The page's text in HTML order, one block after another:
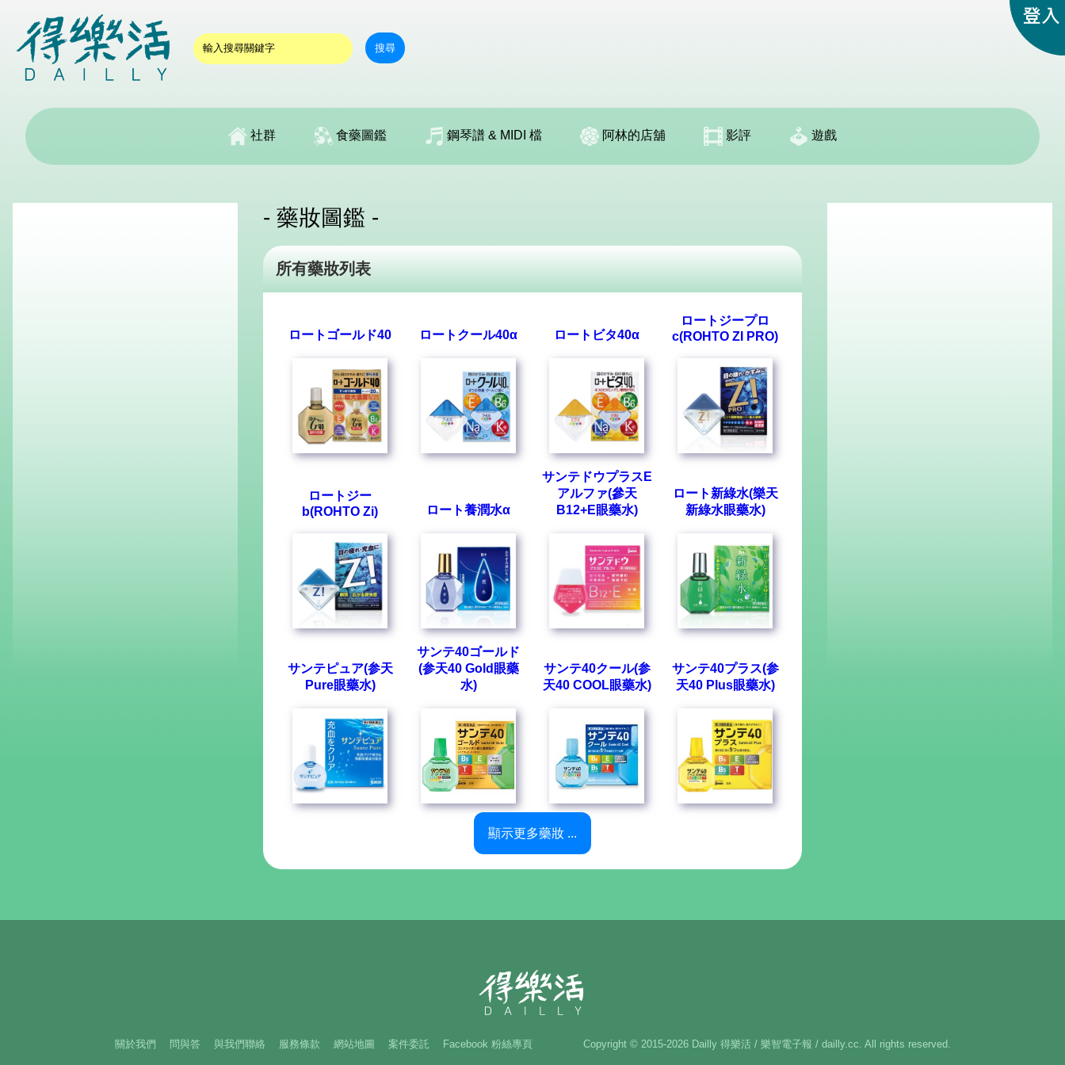
搜尋
社群 食藥圖鑑 鋼琴譜 & MIDI 檔 阿林的店舖 影評 遊戲
- 藥妝圖鑑 -
所有藥妝列表
ロートゴールド40 ロートクール40α ロートビタ40α
ロートジープロ
c(ROHTO ZI PRO)
ロートジー
b(ROHTO Zi)
ロート養潤水α
サンテドウプラスE
アルファ(參天
B12+E眼藥水)
ロート新綠水(樂天
新綠水眼藥水)
サンテピュア(参天
Pure眼藥水)
サンテ40ゴールド
(参天40 Gold眼藥
水)
サンテ40クール(参
天40 COOL眼藥水)
サンテ40プラス(参
天40 Plus眼藥水)
顯示更多藥妝 ...
關於我們 問與答 與我們聯絡 服務條款 網站地圖 案件委託 Facebook 粉絲專頁 Copyright © 2015-2026 Dailly 得樂活 / 樂智電子報 / dailly.cc. All rights reserved.